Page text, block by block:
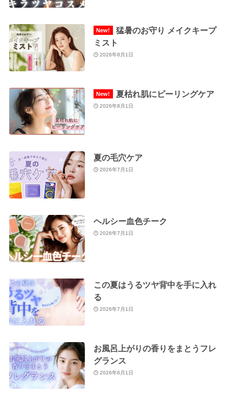
猛暑のお守り メイクキープ
ミスト
2026年8月1日
夏枯れ肌にピーリングケア
2026年8月1日
夏の毛穴ケア
2026年7月1日
ヘルシー血色チーク
2026年7月1日
この夏はうるツヤ背中を手に入れ
る
2026年7月1日
お風呂上がりの香りをまとうフレ
グランス
2026年6月1日